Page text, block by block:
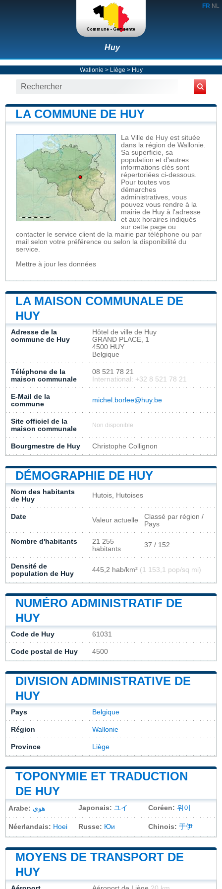
FR NL
Huy
Wallonie > Liège > Huy
LA COMMUNE DE HUY
La Ville de Huy est située
dans la région de Wallonie.
Sa superficie, sa
population et d'autres
informations clés sont
répertoriées ci-dessous.
Pour toutes vos
démarches
administratives, vous
pouvez vous rendre à la
mairie de Huy à l'adresse
et aux horaires indiqués
sur cette page ou
contacter le service client de la mairie par téléphone ou par
mail selon votre préférence ou selon la disponibilité du
service.
Mettre à jour les données
LA MAISON COMMUNALE DE
HUY
Adresse de la
commune de Huy
Hôtel de ville de Huy
GRAND PLACE, 1
4500 HUY
Belgique
Téléphone de la
maison communale
08 521 78 21
International: +32 8 521 78 21
E-Mail de la
commune
michel.borlee@huy.be
Site officiel de la
maison communale
Non disponible
Bourgmestre de Huy Christophe Collignon
DÉMOGRAPHIE DE HUY
Nom des habitants
de Huy
Hutois, Hutoises
Date Valeur actuelle
Classé par région /
Pays
Nombre d'habitants
21 255
habitants
37 / 152
Densité de
population de Huy
445,2 hab/km² (1 153,1 pop/sq mi)
NUMÉRO ADMINISTRATIF DE
HUY
Code de Huy 61031
Code postal de Huy 4500
DIVISION ADMINISTRATIVE DE
HUY
Pays Belgique
Région Wallonie
Province Liège
TOPONYMIE ET TRADUCTION
DE HUY
Arabe: هوي Japonais: ユイ Coréen: 위이
Néerlandais: Hoei Russe: Юи Chinois: 于伊
MOYENS DE TRANSPORT DE
HUY